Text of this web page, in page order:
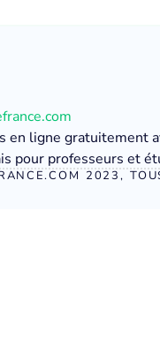
en ligne gratuitement
pour professeurs et
2023,